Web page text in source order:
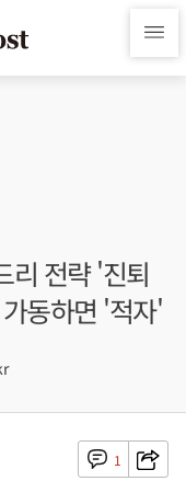
리 전략 '진퇴
동하면 '적자'
1